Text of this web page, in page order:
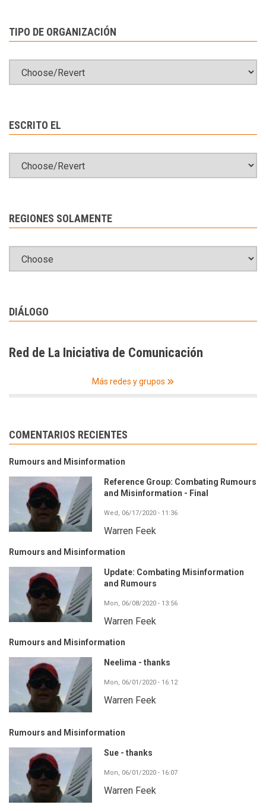
TIPO DE ORGANIZACIÓN
ESCRITO EL
REGIONES SOLAMENTE
DIÁLOGO
Red de La Iniciativa de Comunicación
Más redes y grupos
COMENTARIOS RECIENTES
Rumours and Misinformation
Reference Group: Combating Rumours
and Misinformation - Final
Wed, 06/17/2020 - 11:36
Warren Feek
Rumours and Misinformation
Update: Combating Misinformation
and Rumours
Mon, 06/08/2020 - 13:56
Warren Feek
Rumours and Misinformation
Neelima - thanks
Mon, 06/01/2020 - 16:12
Warren Feek
Rumours and Misinformation
Sue - thanks
Mon, 06/01/2020 - 16:07
Warren Feek